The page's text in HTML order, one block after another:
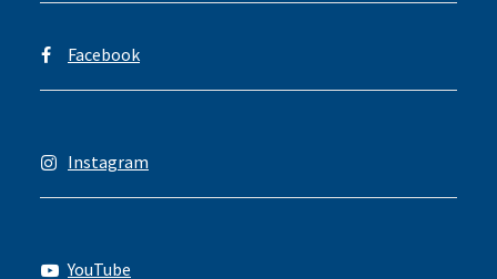
Facebook
Instagram
YouTube